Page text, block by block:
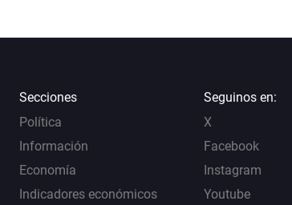
Secciones
Política
Información
Economía
Indicadores económicos
Seguinos en:
X
Facebook
Instagram
Youtube